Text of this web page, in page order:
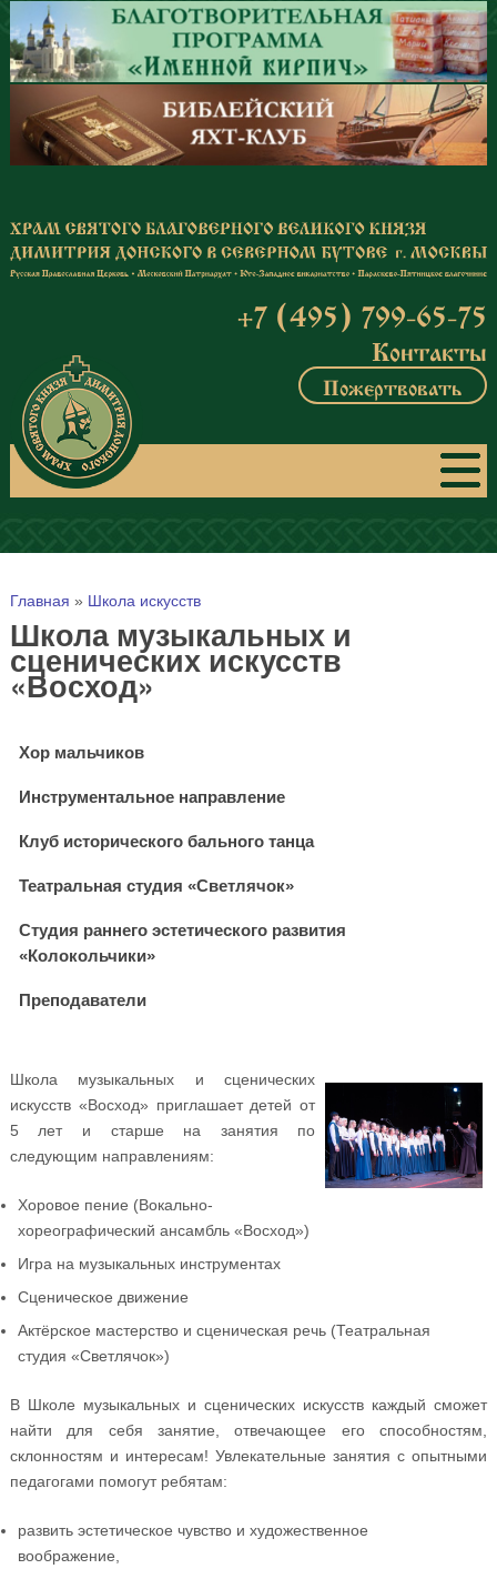
Перейти к основному содержанию
+7 (495) 799-65-75
Контакты
Пожертвовать
Вы здесь
Главная » Школа искусств
Школа музыкальных и
сценических искусств
«Восход»
Хор мальчиков
Инструментальное направление
Клуб исторического бального танца
Театральная студия «Светлячок»
Студия раннего эстетического развития
«Колокольчики»
Преподаватели
Школа музыкальных и сценических
искусств «Восход» приглашает детей от
5 лет и старше на занятия по
следующим направлениям:
Хоровое пение (Вокально-
хореографический ансамбль «Восход»)
Игра на музыкальных инструментах
Сценическое движение
Актёрское мастерство и сценическая речь (Театральная
студия «Светлячок»)
В Школе музыкальных и сценических искусств каждый сможет
найти для себя занятие, отвечающее его способностям,
склонностям и интересам! Увлекательные занятия с опытными
педагогами помогут ребятам:
развить эстетическое чувство и художественное
воображение,